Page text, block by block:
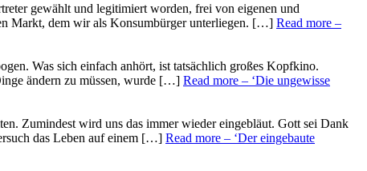
gewählt und legitimiert worden, frei von eigenen und
Markt, dem wir als Konsumbürger unterliegen. […] Read more –
Was sich einfach anhört, ist tatsächlich großes Kopfkino.
ändern zu müssen, wurde […] Read more – ‘Die ungewisse
Zumindest wird uns das immer wieder eingebläut. Gott sei Dank
das Leben auf einem […] Read more – ‘Der eingebaute